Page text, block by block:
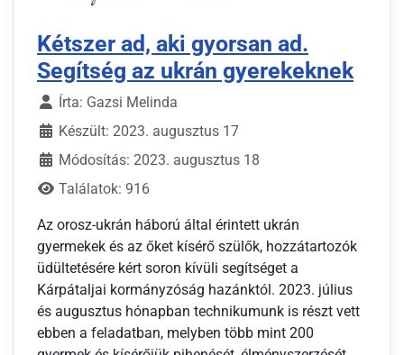
Kétszer ad, aki gyorsan ad.
Segítség az ukrán gyerekeknek
Írta: Gazsi Melinda
Készült: 2023. augusztus 17
Módosítás: 2023. augusztus 18
Találatok: 916
Az orosz-ukrán háború által érintett ukrán
gyermekek és az őket kísérő szülők, hozzátartozók
üdültetésére kért soron kívüli segítséget a
Kárpátaljai kormányzóság hazánktól. 2023. július
és augusztus hónapban technikumunk is részt vett
ebben a feladatban, melyben több mint 200